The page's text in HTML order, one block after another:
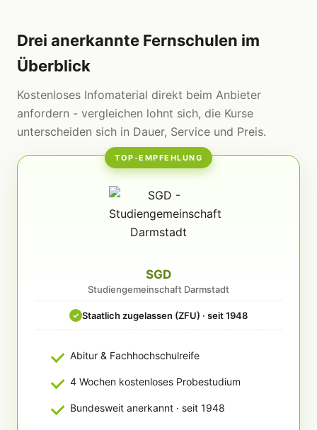
Drei anerkannte Fernschulen im
Überblick
Kostenloses Infomaterial direkt beim Anbieter
anfordern - vergleichen lohnt sich, die Kurse
unterscheiden sich in Dauer, Service und Preis.
TOP-EMPFEHLUNG
SGD
Studiengemeinschaft Darmstadt
✓ Staatlich zugelassen (ZFU) · seit 1948
Abitur & Fachhochschulreife
4 Wochen kostenloses Probestudium
Bundesweit anerkannt · seit 1948